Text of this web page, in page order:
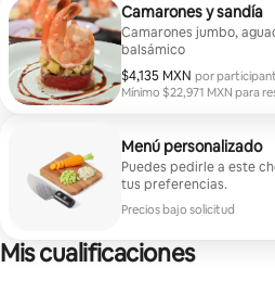
Camarones y sandía
Camarones jumbo,
balsámico
$4,135 MXN por
$4,135 MXN por participante
Mínimo $22,971 MXN para
Menú personalizado
Puedes pedirle a este
tus preferencias.
Precios bajo solicitud
Mis cualificaciones